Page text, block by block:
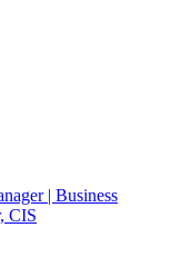
| Business
CIS